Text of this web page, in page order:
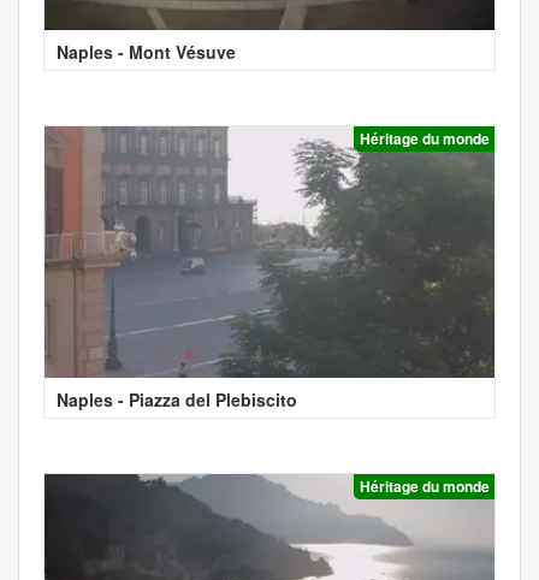
Naples - Mont Vésuve
Héritage du monde
Naples - Piazza del Plebiscito
Héritage du monde